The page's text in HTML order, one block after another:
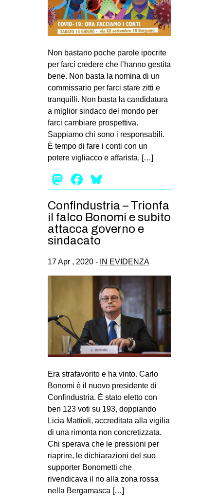
MUSICA
RECENSIONI
INTERNAZIONALE
AFRICA
ESTREMO ORIENTE
EUROPA
MEDIO ORIENTE
MONDO
in
Fb
tw
ms
SEARCH
Non bastano poche parole ipocrite
per farci credere che l’hanno gestita
bene. Non basta la nomina di un
commissario per farci stare zitti e
tranquilli. Non basta la candidatura
a miglior sindaco del mondo per
farci cambiare prospettiva.
Sappiamo chi sono i responsabili.
È tempo di fare i conti con un
potere vigliacco e affarista, […]
Mastodon
Facebook
Confindustria – Trionfa
il falco Bonomi e subito
attacca governo e
sindacato
17 Apr , 2020 - IN EVIDENZA
Era strafavorito e ha vinto. Carlo
Bonomi è il nuovo presidente di
Confindustria. È stato eletto con
ben 123 voti su 193, doppiando
Licia Mattioli, accreditata alla vigilia
di una rimonta non concretizzata.
Chi sperava che le pressioni per
riaprire, le dichiarazioni del suo
supporter Bonometti che
rivendicava il no alla zona rossa
nella Bergamasca […]